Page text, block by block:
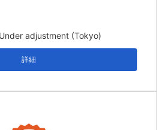
adjustment (Tokyo)
詳細